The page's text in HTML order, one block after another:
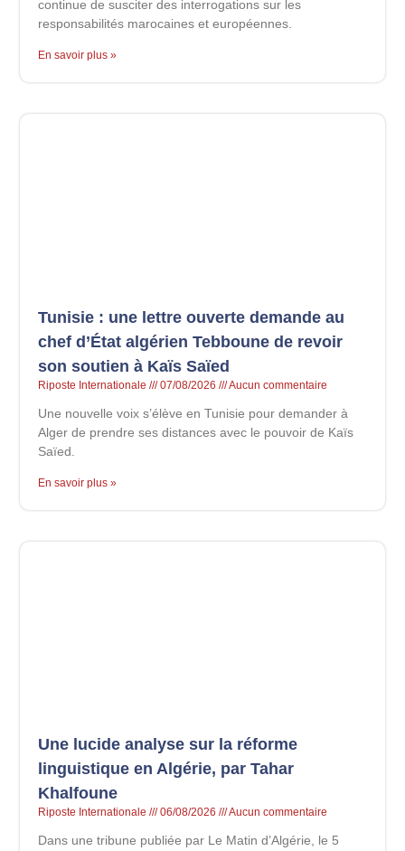
continue de susciter des interrogations sur les
responsabilités marocaines et européennes.
En savoir plus »
Tunisie : une lettre ouverte demande au
chef d’État algérien Tebboune de revoir
son soutien à Kaïs Saïed
Riposte Internationale 07/08/2026 Aucun commentaire
Une nouvelle voix s’élève en Tunisie pour demander à
Alger de prendre ses distances avec le pouvoir de Kaïs
Saïed.
En savoir plus »
Une lucide analyse sur la réforme
linguistique en Algérie, par Tahar
Khalfoune
Riposte Internationale 06/08/2026 Aucun commentaire
Dans une tribune publiée par Le Matin d’Algérie, le 5